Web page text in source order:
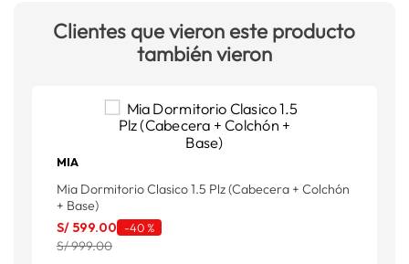
Clientes que vieron este producto
también vieron
MIA
Mia Dormitorio Clasico 1.5 Plz (Cabecera + Colchón
+ Base)
S/ 599.00 -40 %
S/ 999.00